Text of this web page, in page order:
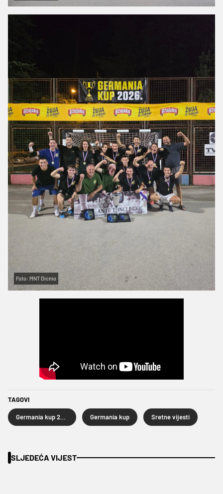
Foto: MNT Dicmo
TAGOVI
Germania kup Sretne vijesti
SLJEDEĆA VIJEST